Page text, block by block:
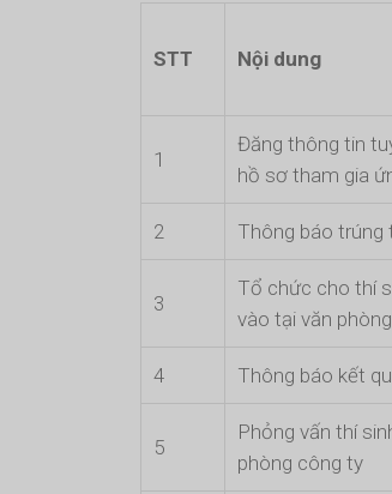
STT Nội dung
1
Đăng thông tin
hồ sơ tham gia
2 Thông báo trúng
3
Tổ chức cho thí
vào tại văn
4 Thông báo kết
5
Phỏng vấn thí
phòng công ty